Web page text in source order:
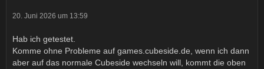
20. Juni 2026 um 13:59
Hab ich getestet.
Komme ohne Probleme auf games.cubeside.de, wenn ich dann
aber auf das normale Cubeside wechseln will, kommt die oben